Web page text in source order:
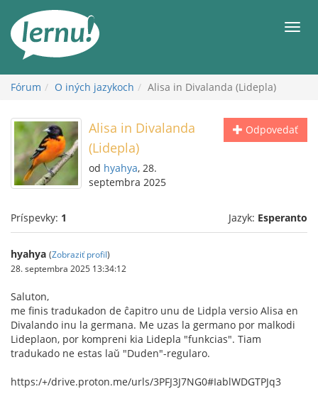
obsah
Fórum O iných jazykoch Alisa in Divalanda (Lidepla)
Odpovedať
Alisa in Divalanda
(Lidepla)
od hyahya, 28.
septembra 2025
Príspevky: 1 Jazyk: Esperanto
hyahya (Zobraziť profil)
28. septembra 2025 13:34:12
Saluton,
me finis tradukadon de ĉapitro unu de Lidpla versio Alisa en
Divalando inu la germana. Me uzas la germano por malkodi
Lideplaon, por kompreni kia Lidepla "funkcias". Tiam
tradukado ne estas laŭ "Duden"-regularo.
https:/+/drive.proton.me/urls/3PFJ3J7NG0#IablWDGTPJq3